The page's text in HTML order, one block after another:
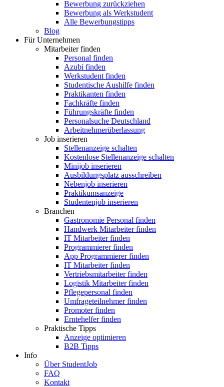
Bewerbung zurückziehen
Bewerbung als Werkstudent
Alle Bewerbungstipps
Blog
Für Unternehmen
Mitarbeiter finden
Personal finden
Azubi finden
Werkstudent finden
Studentische Aushilfe finden
Praktikanten finden
Fachkräfte finden
Führungskräfte finden
Personalsuche Deutschland
Arbeitnehmerüberlassung
Job inserieren
Stellenanzeige schalten
Kostenlose Stellenanzeige schalten
Minijob inserieren
Ausbildungsplatz ausschreiben
Nebenjob inserieren
Praktikumsanzeige
Studentenjob inserieren
Branchen
Gastronomie Personal finden
Handwerk Mitarbeiter finden
IT Mitarbeiter finden
Programmierer finden
App Programmierer finden
IT Mitarbeiter finden
Vertriebsmitarbeiter finden
Logistik Mitarbeiter finden
Pflegepersonal finden
Umfrageteilnehmer finden
Promoter finden
Erntehelfer finden
Praktische Tipps
Anzeige optimieren
B2B Tipps
Info
Über StudentJob
FAQ
Kontakt